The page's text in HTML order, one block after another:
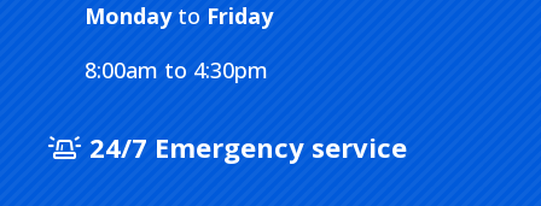
Mondayto Friday
8:00am to 4:30pm
24/7 Emergency service